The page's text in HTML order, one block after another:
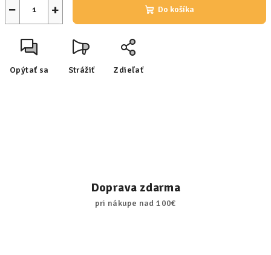
+
− Do košíka
Opýtať sa Strážiť Zdieľať
Doprava zdarma
pri nákupe nad 100€